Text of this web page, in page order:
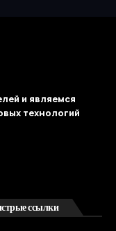
и являемся
технологий
ссылки